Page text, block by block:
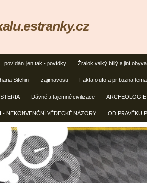
povídání jen tak - povídky Žralok velký bíllý a jiní
Sitchin zajímavosti Fakta o ufo a příbuzná
Dávné a tajemné civilizace ARCHEOLOGIE
- NEKONVENČNÍ VĚDECKÉ NÁZORY OD PRAVĚKU